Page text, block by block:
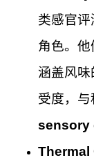
类感官
角色。他
涵盖风
受度，与
sensory
Thermal